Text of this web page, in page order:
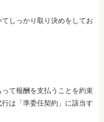
しっかり取り決めをしてお
て報酬を支払うことを約束
は「準委任契約」に該当す